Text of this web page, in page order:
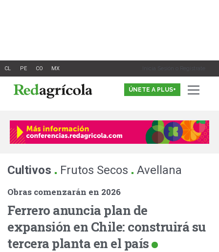
Inicia Sesión o Registrate
ÚNETE A PLUS+
Cultivos . Frutos Secos . Avellana
Obras comenzarán en 2026
Ferrero anuncia plan de
expansión en Chile: construirá su
tercera planta en el país